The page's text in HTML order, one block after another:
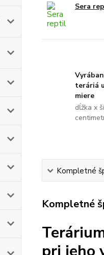
Sera
teráriá
miere
dĺžka x
Kompletné
Kompletné